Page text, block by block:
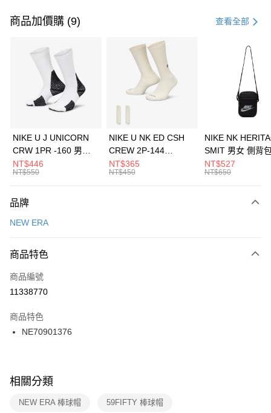
信用卡一次付款
3 期 0 利率 每期 21家銀行
合作金庫商業銀行
第一商業銀行
華南商業銀行
彰化商業銀行
上海商業儲蓄銀行
元大商業銀行
台灣樂天信用卡公司
Apple Pay
全盈+PAY
AFTEE先享後付
【關於「AFTEE先享後付」】
便利好安心！
３．安心：先確認商品／服務後，再付款。
【「AFTEE先享後付」結帳流程】
１．於結帳方式選擇「AFTEE先享後付」後，將跳轉至「AFTEE先享後付」
２．訂單成立數日內，您將收到繳費通知簡訊。
３．收到繳費通知簡訊後14天內，點擊此簡訊中的連結，可透過四大超商／
ATM／網路銀行／等多元方式進行付款，方視為交易完成。
※ 交易是否成功請以「AFTEE先享後付 」之結帳頁面顯示為準，若有關於
是否繳費成功／繳費後需取消欲退款等相關疑問，請聯繫「AFTEE先享後付
客戶支援中心」https://netprotections.freshdesk.com/support/home
運送方式
每筆NT$100，滿NT$1,500(含以上)免運費
宅配
每筆NT$100，滿NT$1,500(含以上)免運費
付款後門市自取
每筆NT$100，滿NT$1,500(含以上)免運費
商品加價購 (9) 查看全部
NIKE U J UNICORN
CRW 1PR -160 男女
中統襪 FZ3393100
NT$446
NT$550
NIKE U NK ED CSH
CREW 2P-144
EMBRDY 男女 短統襪
FZ3073133
NT$365
NT$450
NIKE NK
SMIT 男女 側背
BA5871010
NT$527
NT$650
品牌
NEW ERA
商品特色
商品編號
11338770
商品特色
NE70901376
相關分類
NEW ERA 棒球帽 59FIFTY 棒球帽